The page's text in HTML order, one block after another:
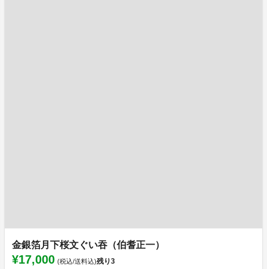
金銀箔月下桜文ぐい吞（伯耆正一）
¥17,000 (税込/送料込)残り3